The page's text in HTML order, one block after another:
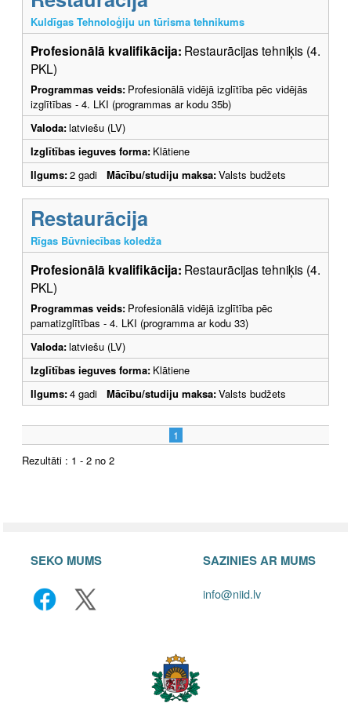
Kuldīgas Tehnoloģiju un tūrisma tehnikums
Profesionālā kvalifikācija: Restaurācijas tehniķis (4.
PKL)
Programmas veids: Profesionālā vidējā izglītība pēc vidējās
izglītības - 4. LKI (programmas ar kodu 35b)
Valoda:latviešu (LV)
Izglītības ieguves forma: Klātiene
Ilgums:2 gadi Mācību/studiju maksa:Valsts budžets
Restaurācija
Rīgas Būvniecības koledža
Profesionālā kvalifikācija: Restaurācijas tehniķis (4.
PKL)
Programmas veids: Profesionālā vidējā izglītība pēc
pamatizglītības - 4. LKI (programma ar kodu 33)
Valoda:latviešu (LV)
Izglītības ieguves forma: Klātiene
Ilgums:4 gadi Mācību/studiju maksa:Valsts budžets
1
Rezultāti : 1 - 2 no 2
SEKO MUMS SAZINIES AR MUMS
info@niid.lv